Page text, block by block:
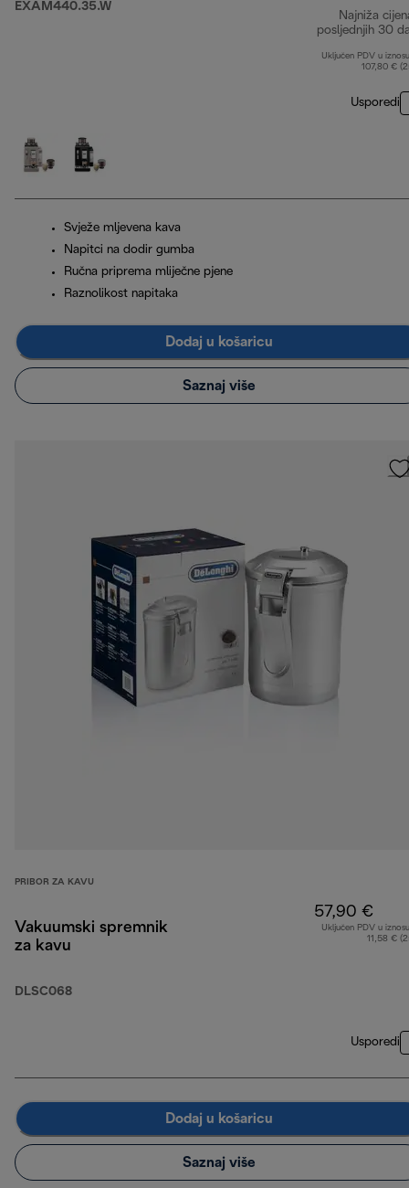
EXAM440.35.W
Najniža
posljednjih 30
Uključen PDV u
107,80 €
Usporedi
Svježe mljevena kava
Napitci na dodir gumba
Ručna priprema mliječne pjene
Raznolikost napitaka
Dodaj u košaricu
Saznaj više
PRIBOR ZA KAVU
Vakuumski spremnik
za kavu
DLSC068
57,90 €
Uključen PDV u
11,58 €
Usporedi
Dodaj u košaricu
Saznaj više